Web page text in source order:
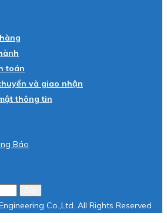
toán
và giao nhận
thông tin
Co.,Ltd. All Rights Reserved